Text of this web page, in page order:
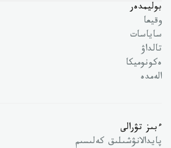
بوليمدەر
وقيعا
ساياسات
تالداۋ
ەكونوميكا
الەمدە
ءبىز تۋرالى
پايدالانۋشىلىق كەلىسىم